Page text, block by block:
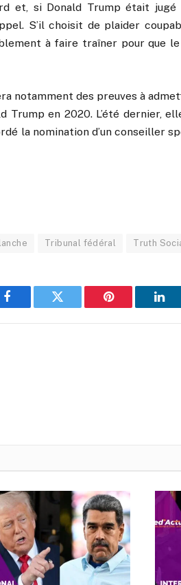
et, si Donald Trump était jugé
S’il choisit de plaider
à faire traîner pour que le
notamment des preuves à
Trump en 2020. L’été dernier,
la nomination d’un conseiller
Tribunal fédéral Truth
Facebook Twitter Pinterest